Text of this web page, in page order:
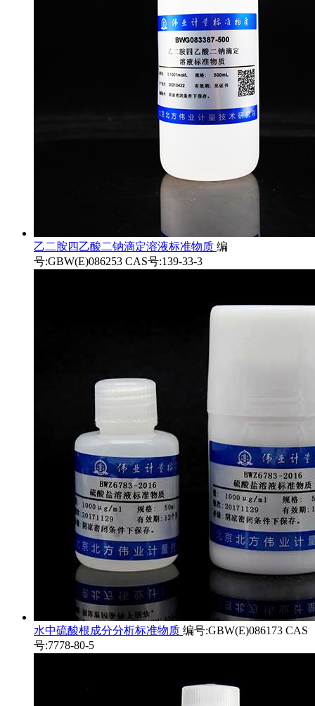
乙二胺四乙酸二钠滴定溶液标准物质 编
号:GBW(E)086253 CAS号:139-33-3
水中硫酸根成分分析标准物质 编号:GBW(E)086173 CAS
号:7778-80-5